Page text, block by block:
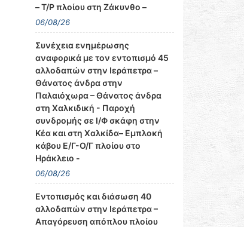
– Τ/Ρ πλοίου στη Ζάκυνθο –
06/08/26
Συνέχεια ενημέρωσης
αναφορικά με τον εντοπισμό 45
αλλοδαπών στην Ιεράπετρα –
Θάνατος άνδρα στην
Παλαιόχωρα – Θάνατος άνδρα
στη Χαλκιδική - Παροχή
συνδρομής σε Ι/Φ σκάφη στην
Κέα και στη Χαλκίδα– Εμπλοκή
κάβου Ε/Γ-Ο/Γ πλοίου στο
Ηράκλειο -
06/08/26
Εντοπισμός και διάσωση 40
αλλοδαπών στην Ιεράπετρα –
Απαγόρευση απόπλου πλοίου